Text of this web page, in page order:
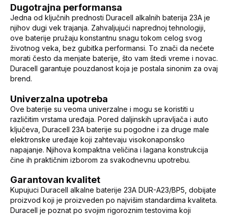
Dugotrajna performansa
Jedna od ključnih prednosti Duracell alkalnih baterija 23A je
njihov dugi vek trajanja. Zahvaljujući naprednoj tehnologiji,
ove baterije pružaju konstantnu snagu tokom celog svog
životnog veka, bez gubitka performansi. To znači da nećete
morati često da menjate baterije, što vam štedi vreme i novac.
Duracell garantuje pouzdanost koja je postala sinonim za ovaj
brend.
Univerzalna upotreba
Ove baterije su veoma univerzalne i mogu se koristiti u
različitim vrstama uređaja. Pored daljinskih upravljača i auto
ključeva, Duracell 23A baterije su pogodne i za druge male
elektronske uređaje koji zahtevaju visokonaponsko
napajanje. Njihova kompaktna veličina i lagana konstrukcija
čine ih praktičnim izborom za svakodnevnu upotrebu.
Garantovan kvalitet
Kupujuci Duracell alkalne baterije 23A DUR-A23/BP5, dobijate
proizvod koji je proizveden po najvišim standardima kvaliteta.
Duracell je poznat po svojim rigoroznim testovima koji